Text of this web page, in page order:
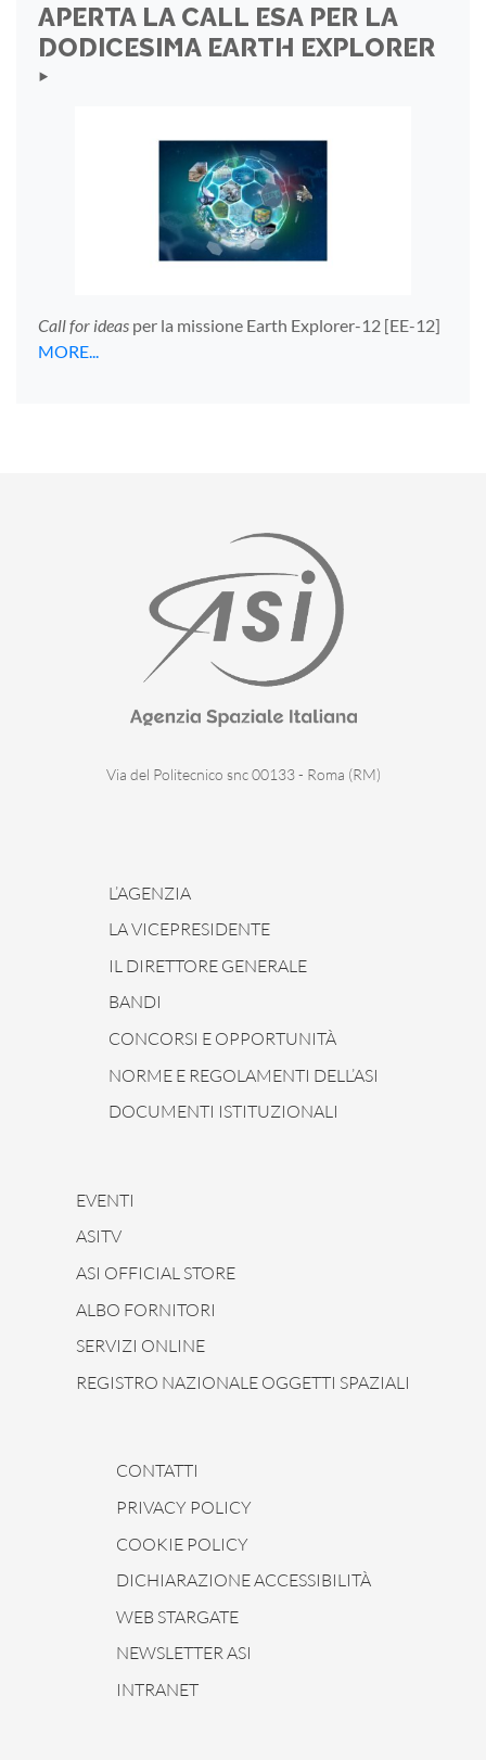
APERTA LA CALL ESA PER LA
DODICESIMA EARTH EXPLORER
‣
Call for ideas per la missione Earth Explorer-12 [EE-12]
MORE...
Via del Politecnico snc 00133 - Roma (RM)
L’AGENZIA
LA VICEPRESIDENTE
IL DIRETTORE GENERALE
BANDI
CONCORSI E OPPORTUNITÀ
NORME E REGOLAMENTI DELL’ASI
DOCUMENTI ISTITUZIONALI
EVENTI
ASITV
ASI OFFICIAL STORE
ALBO FORNITORI
SERVIZI ONLINE
REGISTRO NAZIONALE OGGETTI SPAZIALI
CONTATTI
PRIVACY POLICY
COOKIE POLICY
DICHIARAZIONE ACCESSIBILITÀ
WEB STARGATE
NEWSLETTER ASI
INTRANET